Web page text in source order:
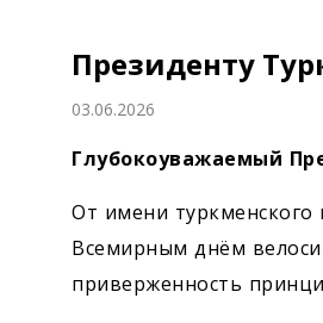
Культура
Президенту
03.06.2026
Глубокоуважаемый
От имени туркменского
Всемирным днём
приверженность